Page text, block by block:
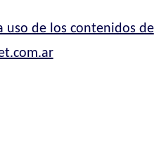
uso de los contenidos de